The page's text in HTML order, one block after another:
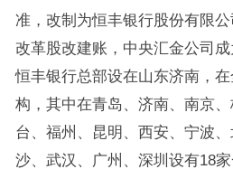
准，改制为恒丰银行股份有限
改革股改建账，中央汇金公司成
恒丰银行总部设在山东济南，
构，其中在青岛、济南、南京
台、福州、昆明、西安、宁波
沙、武汉、广州、深圳设有18